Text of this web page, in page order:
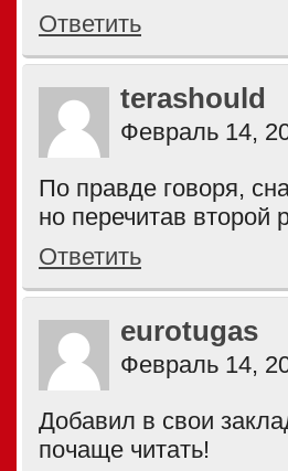
Ответить
terashould
Февраль 14,
По правде говоря,
но перечитав
Ответить
eurotugas
Февраль 14,
Добавил в свои
почаще читать!